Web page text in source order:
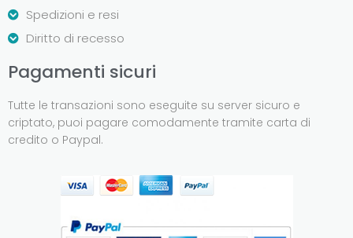
Spedizioni e resi
Diritto di recesso
Pagamenti sicuri
Tutte le transazioni sono eseguite su server sicuro e
criptato, puoi pagare comodamente tramite carta di
credito o Paypal.